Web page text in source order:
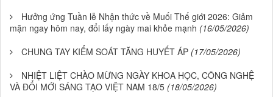
Hưởng ứng Tuần lễ Nhận thức về Muối Thế giới 2026: Giảm
mặn ngay hôm nay, đổi lấy ngày mai khỏe mạnh (16/05/2026)
CHUNG TAY KIỂM SOÁT TĂNG HUYẾT ÁP (17/05/2026)
NHIỆT LIỆT CHÀO MỪNG NGÀY KHOA HỌC, CÔNG NGHỆ
VÀ ĐỔI MỚI SÁNG TẠO VIỆT NAM 18/5 (18/05/2026)